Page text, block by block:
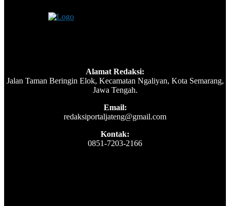
Alamat Redaksi:
Jalan Taman Beringin Elok, Kecamatan Ngaliyan, Kota Semarang,
Jawa Tengah.
Email:
redaksiportaljateng@gmail.com
Kontak:
0851-7203-2166